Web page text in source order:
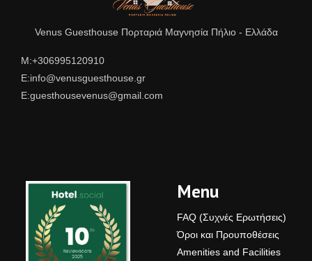
Venus Guesthouse Πορταριά Μαγνησία Πήλιο - Ελλάδα
Μ:+306995120910
E:info@venusguesthouse.gr
E:guesthousevenus@gmail.com
Menu
FAQ (Συχνές Ερωτήσεις)
Όροι και Προυποθέσεις
Amenities and Facilities
Venus Guesthouse